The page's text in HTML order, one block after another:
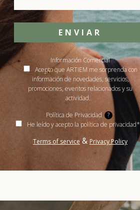
ENVIAR
Información Comercial
Acepto que ARTIEM me sorprenda con
información de novedades, servicios,
promociones, eventos relacionados y su
actividad.
Política de Privacidad
?
He leído y acepto la política de privacidad*
Terms of service & Privacy Policy